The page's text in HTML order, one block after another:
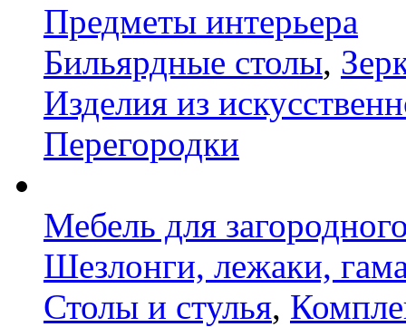
Предметы интерьера
Бильярдные столы,
Изделия из
Перегородки
Мебель для
Шезлонги, лежаки,
Столы и стулья,